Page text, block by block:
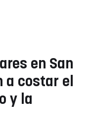
en San
a costar el
y la